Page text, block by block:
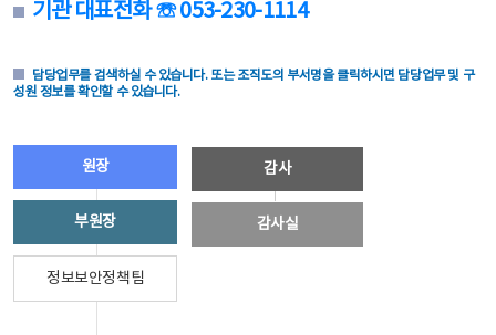
기관 대표전화 ☏ 053-230-1114
담당업무를 검색하실 수 있습니다. 또는 조직도의 부서명을 클릭하시면 담당업무 및 구
성원 정보를 확인할 수 있습니다.
원장
부원장
정보보안정책팀
감사
감사실